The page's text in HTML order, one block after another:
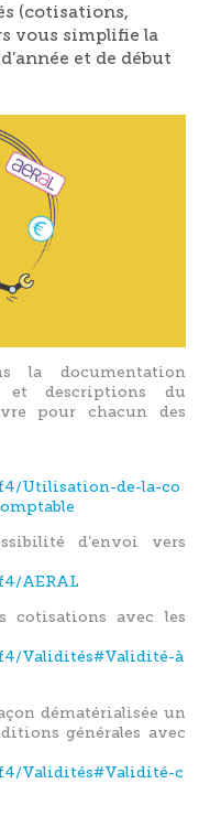
(cotisations,
vous simplifie la
et de début
la documentation
et descriptions du
pour chacun des
Utilisation-de-la-co
d’envoi vers
AERAL
cotisations avec les
Validités#Validité-à
dématérialisée un
générales avec
Validités#Validité-c